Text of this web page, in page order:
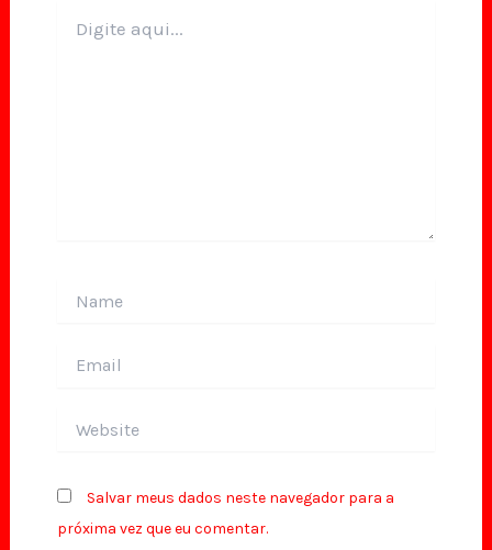
aqui...
Salvar meus dados neste navegador para a
próxima vez que eu comentar.